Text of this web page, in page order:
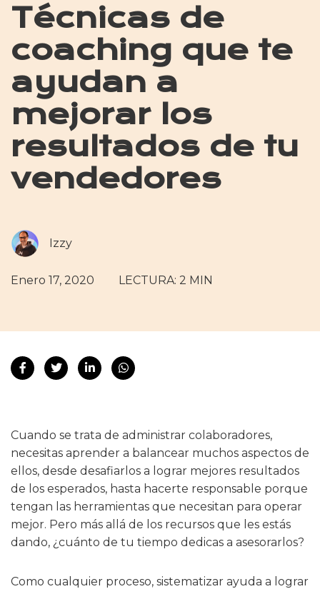
Técnicas de
coaching que te
ayudan a
mejorar los
resultados de tu
vendedores
Izzy
Enero 17, 2020 LECTURA: 2 MIN
Cuando se trata de administrar colaboradores,
necesitas aprender a balancear muchos aspectos de
ellos, desde desafiarlos a lograr mejores resultados
de los esperados, hasta hacerte responsable porque
tengan las herramientas que necesitan para operar
mejor. Pero más allá de los recursos que les estás
dando, ¿cuánto de tu tiempo dedicas a asesorarlos?
Como cualquier proceso, sistematizar ayuda a lograr